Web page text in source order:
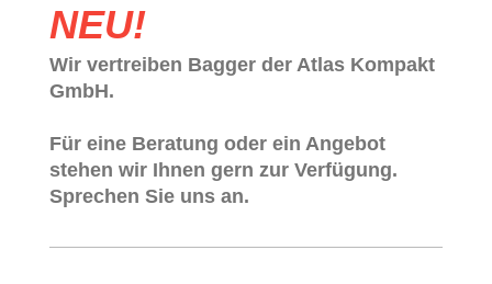
NEU!
Wir vertreiben Bagger der Atlas Kompakt
GmbH.
Für eine Beratung oder ein Angebot
stehen wir Ihnen gern zur Verfügung.
Sprechen Sie uns an.